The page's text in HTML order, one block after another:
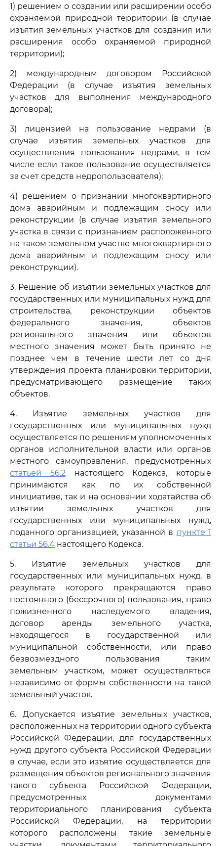
1) решением о создании или расширении особо
охраняемой природной территории (в случае
изъятия земельных участков для создания или
расширения особо охраняемой природной
территории);
2) международным договором Российской
Федерации (в случае изъятия земельных
участков для выполнения международного
договора);
3) лицензией на пользование недрами (в
случае изъятия земельных участков для
осуществления пользования недрами, в том
числе если такое пользование осуществляется
за счет средств недропользователя);
4) решением о признании многоквартирного
дома аварийным и подлежащим сносу или
реконструкции (в случае изъятия земельного
участка в связи с признанием расположенного
на таком земельном участке многоквартирного
дома аварийным и подлежащим сносу или
реконструкции).
3. Решение об изъятии земельных участков для
государственных или муниципальных нужд для
строительства, реконструкции объектов
федерального значения, объектов
регионального значения или объектов
местного значения может быть принято не
позднее чем в течение шести лет со дня
утверждения проекта планировки территории,
предусматривающего размещение таких
объектов.
4. Изъятие земельных участков для
государственных или муниципальных нужд
осуществляется по решениям уполномоченных
органов исполнительной власти или органов
местного самоуправления, предусмотренных
статьей 56.2настоящего Кодекса, которые
принимаются как по их собственной
инициативе, так и на основании ходатайства об
изъятии земельных участков для
государственных или муниципальных нужд,
поданного организацией, указанной в пункте 1
статьи 56.4 настоящего Кодекса.
5. Изъятие земельных участков для
государственных или муниципальных нужд, в
результате которого прекращаются право
постоянного (бессрочного) пользования, право
пожизненного наследуемого владения,
договор аренды земельного участка,
находящегося в государственной или
муниципальной собственности, или право
безвозмездного пользования таким
земельным участком, может осуществляться
независимо от формы собственности на такой
земельный участок.
6. Допускается изъятие земельных участков,
расположенных на территории одного субъекта
Российской Федерации, для государственных
нужд другого субъекта Российской Федерации
в случае, если это изъятие осуществляется для
размещения объектов регионального значения
такого субъекта Российской Федерации,
предусмотренных документами
территориального планирования субъекта
Российской Федерации, на территории
которого расположены такие земельные